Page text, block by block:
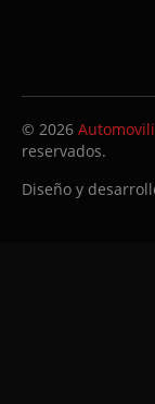
© 2026
reservados.
Diseño y